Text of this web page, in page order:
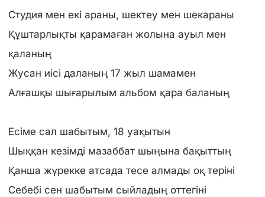
Студия мен екі араны, шектеу мен шекараны
Құштарлықты қарамаған жолына ауыл мен
қаланың
Жусан иісі даланың 17 жыл шамамен
Алғашқы шығарылым альбом қара баланың
Есіме сал шабытым, 18 уақытын
Шыққан кезімді мазаббат шыңына бақыттың
Қанша жүрекке атсада тесе алмады оқ теріні
Себебі сен шабытым сыйладың оттегіні